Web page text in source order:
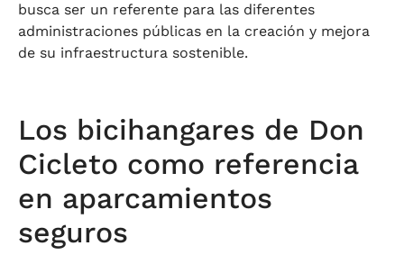
busca ser un referente para las diferentes
administraciones públicas en la creación y mejora
de su infraestructura sostenible.
Los bicihangares de Don
Cicleto como referencia
en aparcamientos
seguros